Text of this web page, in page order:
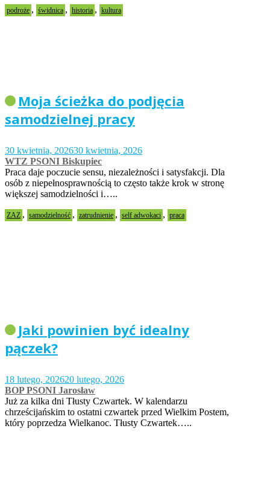
podroże , świdnica , historia , kultura
Moja ścieżka do podjęcia
samodzielnej pracy
30 kwietnia, 202630 kwietnia, 2026
WTZ PSONI Biskupiec
Praca daje poczucie sensu, niezależności i satysfakcji. Dla
osób z niepełnosprawnością to często także krok w stronę
większej samodzielności i…..
ZAZ , samodzielność , zatrudnienie , self adwokaci , praca
Jaki powinien być idealny
pączek?
18 lutego, 202620 lutego, 2026
BOP PSONI Jarosław
Już za kilka dni Tłusty Czwartek. W kalendarzu
chrześcijańskim to ostatni czwartek przed Wielkim Postem,
który poprzedza Wielkanoc. Tłusty Czwartek…..